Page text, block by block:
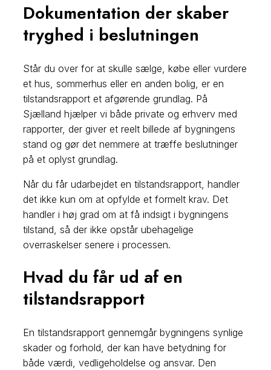
Dokumentation der skaber
tryghed i beslutningen
Står du over for at skulle sælge, købe eller vurdere
et hus, sommerhus eller en anden bolig, er en
tilstandsrapport et afgørende grundlag. På
Sjælland hjælper vi både private og erhverv med
rapporter, der giver et reelt billede af bygningens
stand og gør det nemmere at træffe beslutninger
på et oplyst grundlag.
Når du får udarbejdet en tilstandsrapport, handler
det ikke kun om at opfylde et formelt krav. Det
handler i høj grad om at få indsigt i bygningens
tilstand, så der ikke opstår ubehagelige
overraskelser senere i processen.
Hvad du får ud af en
tilstandsrapport
En tilstandsrapport gennemgår bygningens synlige
skader og forhold, der kan have betydning for
både værdi, vedligeholdelse og ansvar. Den